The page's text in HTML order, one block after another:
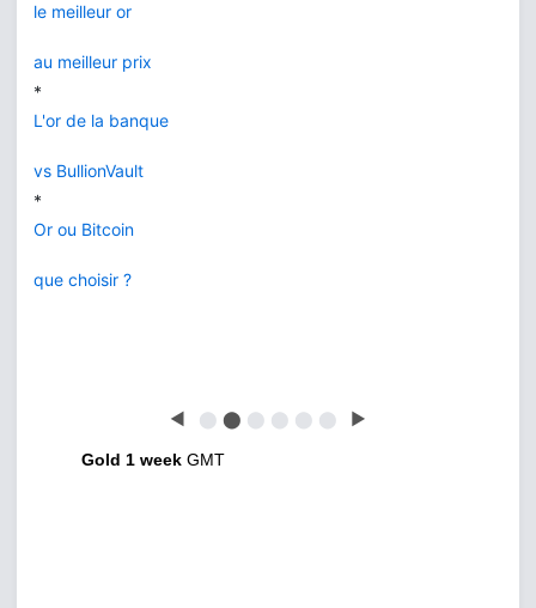
le meilleur or
au meilleur prix
*
L'or de la banque
vs BullionVault
*
Or ou Bitcoin
que choisir ?
◀ ⬤ ⬤ ⬤ ⬤ ⬤ ⬤ ▶
Gold 1 week GMT